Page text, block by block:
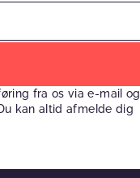
fra os via e-mail og
kan altid afmelde dig